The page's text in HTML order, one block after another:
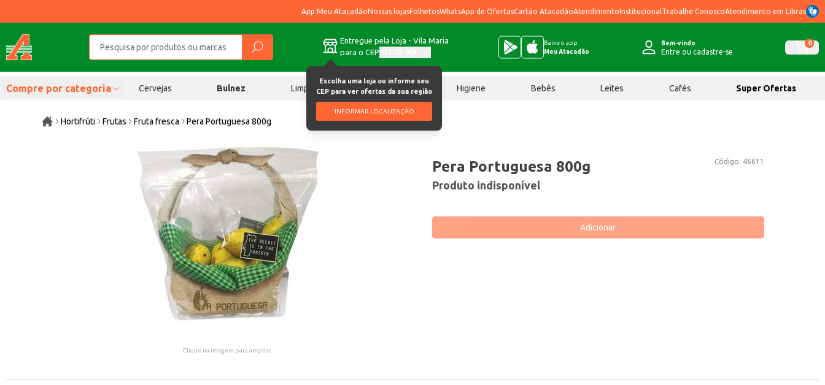
App Meu AtacadãoNossas lojasFolhetosWhatsApp de OfertasCartão AtacadãoAtendimentoInstitucional Trabalhe ConoscoAtendimento em Libras
Entregue pela Loja - Vila Maria
para o CEP
Escolha uma loja ou informe seu
CEP para ver ofertas da sua região
INFORMAR LOCALIZAÇÃO
Baixe o app
Meu Atacadão
Bem-vindo
Entre ou cadastre-se
0
Compre por categoria Cervejas Bulnez Limpeza Chocolates Higiene Bebês Leites Cafés Super Ofertas
Hortifrúti Frutas Fruta fresca Pera Portuguesa 800g
Clique na imagem para ampliar.
Código: 46611
Pera Portuguesa 800g
Produto indisponível
Adicionar